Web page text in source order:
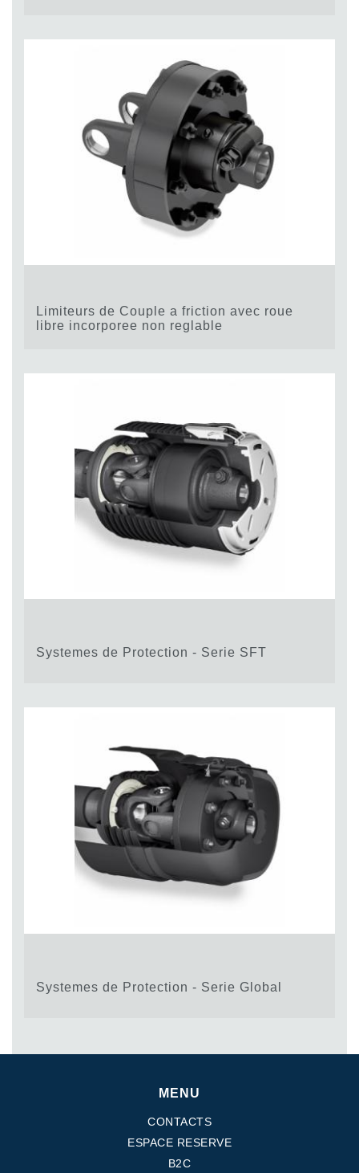
Limiteurs de Couple a friction avec roue
libre incorporee non reglable
Systemes de Protection - Serie SFT
Systemes de Protection - Serie Global
MENU
CONTACTS
ESPACE RESERVE
B2C